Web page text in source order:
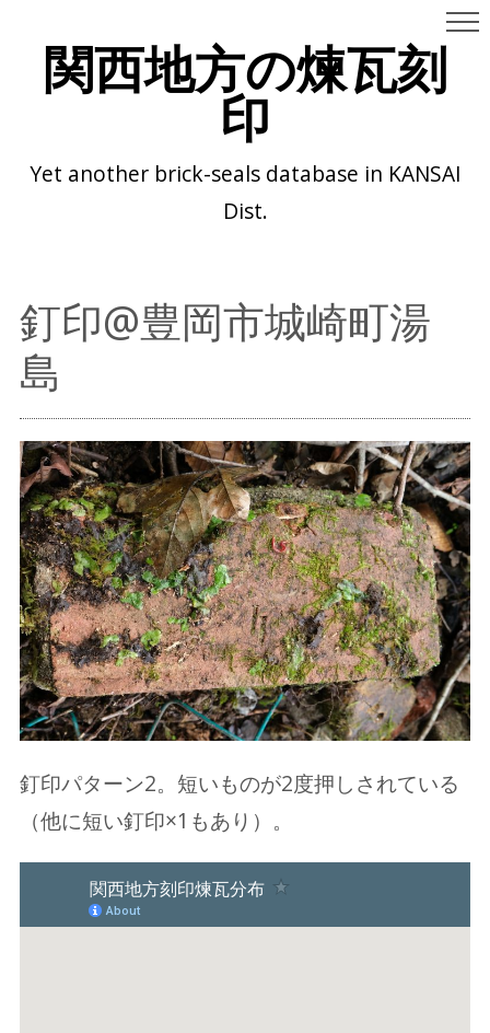
関西地方の煉瓦刻
印
Yet another brick-seals database in KANSAI
Dist.
釘印@豊岡市城崎町湯
島
釘印パターン2。短いものが2度押しされている
（他に短い釘印×1もあり）。